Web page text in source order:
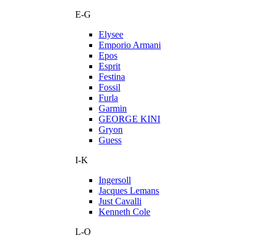
E-G
Elysee
Emporio Armani
Epos
Esprit
Festina
Fossil
Furla
Garmin
GEORGE KINI
Gryon
Guess
I-K
Ingersoll
Jacques Lemans
Just Cavalli
Kenneth Cole
L-O